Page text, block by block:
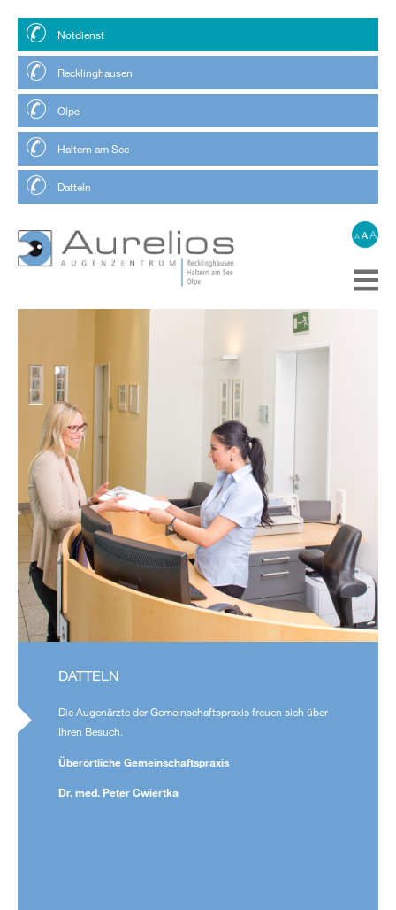
Notdienst
Recklinghausen
Olpe
Haltern am See
Datteln
A AA
DATTELN
Die Augenärzte der Gemeinschaftspraxis freuen sich über
Ihren Besuch.
Überörtliche Gemeinschaftspraxis
Dr. med. Peter Cwiertka